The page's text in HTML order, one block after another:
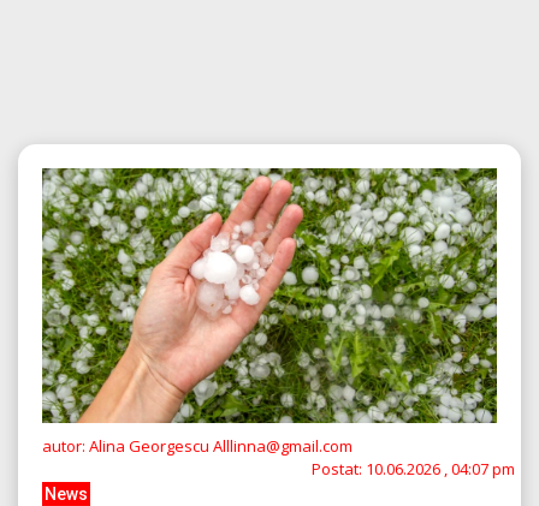
autor: Alina Georgescu Alllinna@gmail.com
Postat: 10.06.2026 , 04:07 pm
News